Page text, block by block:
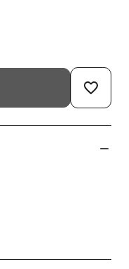
favorite_border